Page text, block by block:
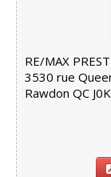
RE/MAX
3530 rue
Rawdon QC